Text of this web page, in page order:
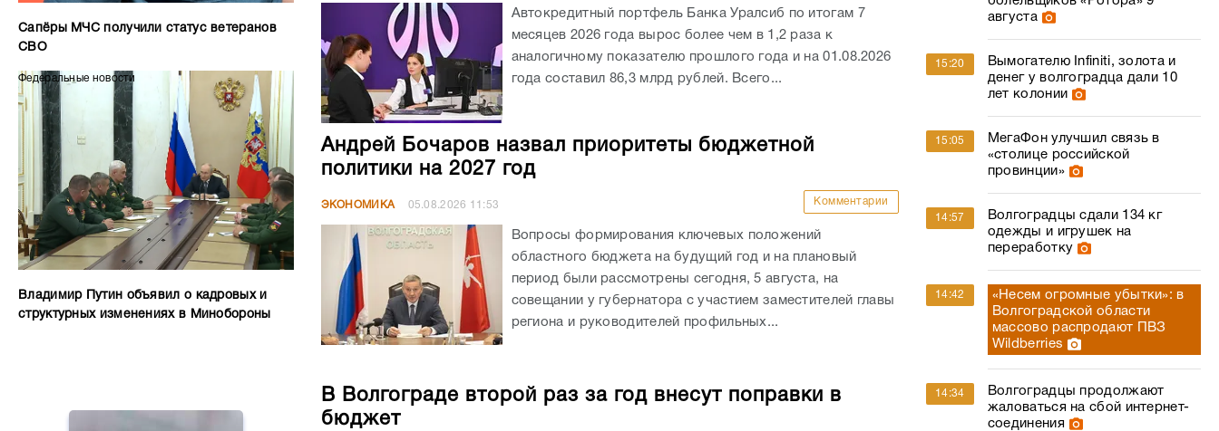
Сапёры МЧС получили статус ветеранов
СВО
Федеральные новости
Владимир Путин объявил о кадровых и
структурных изменениях в Минобороны
Автокредитный портфель Банка Уралсиб по итогам 7
месяцев 2026 года вырос более чем в 1,2 раза к
аналогичному показателю прошлого года и на 01.08.2026
года составил 86,3 млрд рублей. Всего...
Андрей Бочаров назвал приоритеты бюджетной
политики на 2027 год
ЭКОНОМИКА 05.08.2026 11:53 Комментарии
Вопросы формирования ключевых положений
областного бюджета на будущий год и на плановый
период были рассмотрены сегодня, 5 августа, на
совещании у губернатора с участием заместителей главы
региона и руководителей профильных...
В Волгограде второй раз за год внесут поправки в
бюджет
августа
15:20
Вымогателю Infiniti, золота и
денег у волгоградца дали 10
лет колонии
15:05
МегаФон улучшил связь в
«столице российской
провинции»
14:57
Волгоградцы сдали 134 кг
одежды и игрушек на
переработку
14:42
«Несем огромные убытки»: в
Волгоградской области
массово распродают ПВЗ
Wildberries
14:34
Волгоградцы продолжают
жаловаться на сбой интернет-
соединения